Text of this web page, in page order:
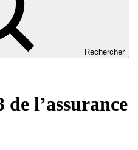
Rechercher
de l’assurance